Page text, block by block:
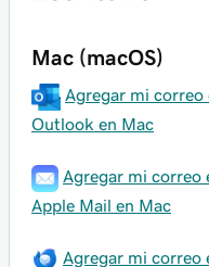
Mac (macOS)
Agregar mi
Outlook en Mac
Agregar mi correo
Apple Mail en Mac
Agregar mi correo